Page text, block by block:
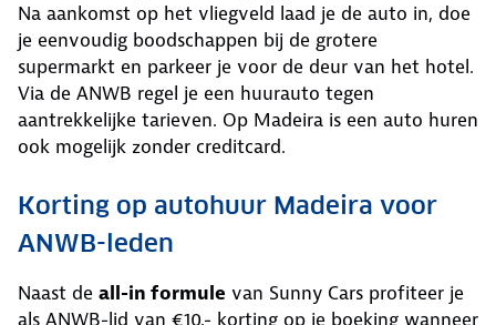
Na aankomst op het vliegveld laad je de auto in, doe
je eenvoudig boodschappen bij de grotere
supermarkt en parkeer je voor de deur van het hotel.
Via de ANWB regel je een huurauto tegen
aantrekkelijke tarieven. Op Madeira is een auto huren
ook mogelijk zonder creditcard.
Korting op autohuur Madeira voor
ANWB-leden
Naast de all-in formule van Sunny Cars profiteer je
als ANWB-lid van €10,- korting op je boeking wanneer